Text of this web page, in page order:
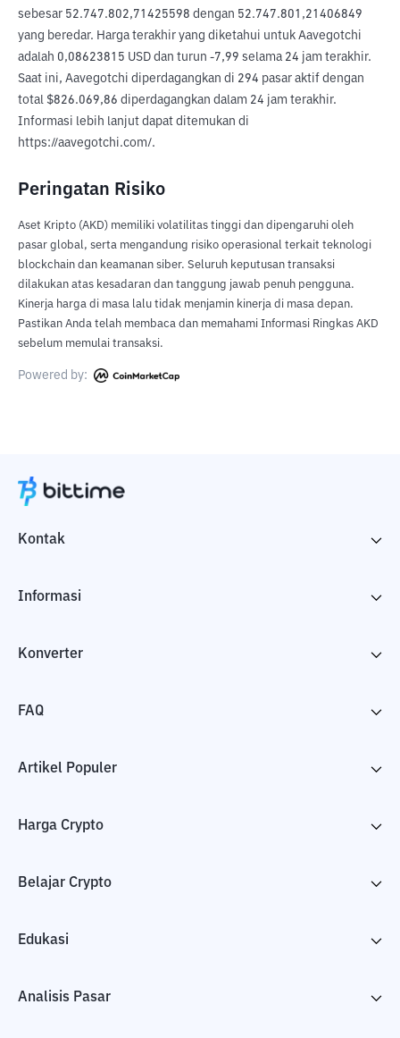
sebesar 52.747.802,71425598 dengan 52.747.801,21406849
yang beredar. Harga terakhir yang diketahui untuk Aavegotchi
adalah 0,08623815 USD dan turun -7,99 selama 24 jam terakhir.
Saat ini, Aavegotchi diperdagangkan di 294 pasar aktif dengan
total $826.069,86 diperdagangkan dalam 24 jam terakhir.
Informasi lebih lanjut dapat ditemukan di
https://aavegotchi.com/.
Peringatan Risiko
Aset Kripto (AKD) memiliki volatilitas tinggi dan dipengaruhi oleh
pasar global, serta mengandung risiko operasional terkait teknologi
blockchain dan keamanan siber. Seluruh keputusan transaksi
dilakukan atas kesadaran dan tanggung jawab penuh pengguna.
Kinerja harga di masa lalu tidak menjamin kinerja di masa depan.
Pastikan Anda telah membaca dan memahami Informasi Ringkas AKD
sebelum memulai transaksi.
Powered by:
Kontak
Informasi
Konverter
FAQ
Artikel Populer
Harga Crypto
Belajar Crypto
Edukasi
Analisis Pasar